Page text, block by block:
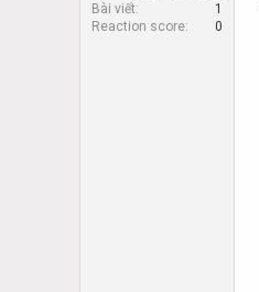
Bài viết
1
Reaction score
0